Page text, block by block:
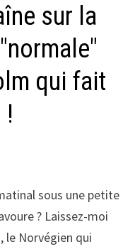
sur la
qui fait
!
sous une petite
? Laissez-moi
le Norvégien qui